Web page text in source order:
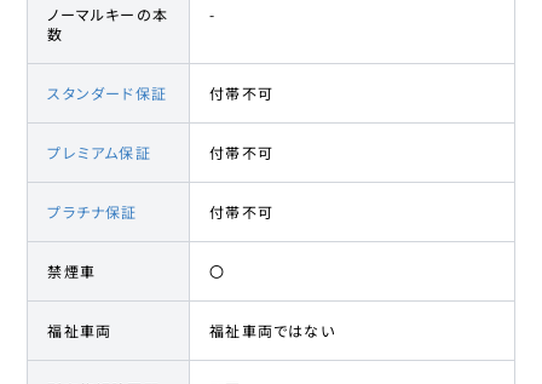
ノーマルキーの本
数
-
スタンダード保証 付帯不可
プレミアム保証 付帯不可
プラチナ保証 付帯不可
禁煙車 〇
福祉車両 福祉車両ではない